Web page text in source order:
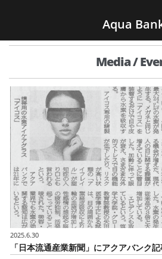
Aqua
TOP
KENCOS・eye-cos
Water Server
COOLIC
環境事業
会社概要
Media /
2025.6.30
「日本流通産業新聞」にアクアバンク